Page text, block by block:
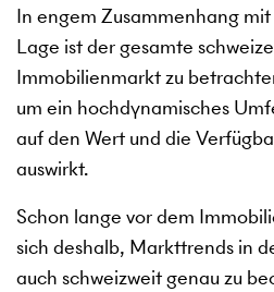
In engem Zusammenhang
Lage ist der gesamte
Immobilienmarkt zu
um ein hochdynamisches
auf den Wert und die
auswirkt.
Schon lange vor dem
sich deshalb, Markttrends in
auch schweizweit genau zu